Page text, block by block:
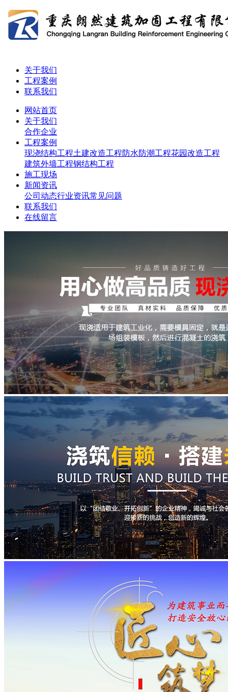
关于我们
工程案例
联系我们
网站首页
关于我们
合作企业
工程案例
现浇结构工程土建改造工程防水防潮工程花园改造工程
建筑外墙工程钢结构工程
施工现场
新闻资讯
公司动态行业资讯常见问题
联系我们
在线留言